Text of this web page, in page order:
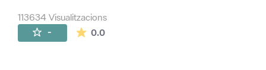
113634 Visualitzacions
- 0.0La mitjana de les valoracions és de 0